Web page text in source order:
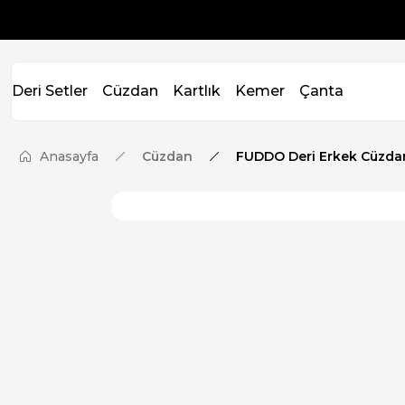
Deri Setler Cüzdan Kartlık Kemer Çanta
Anasayfa Cüzdan FUDDO Deri Erkek